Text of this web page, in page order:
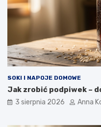
SOKI I NAPOJE DOMOWE
Jak zrobić podpiwek –
3 sierpnia 2026 Anna